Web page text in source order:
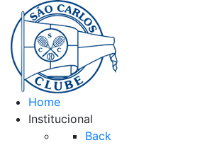
Home
Institucional
Back